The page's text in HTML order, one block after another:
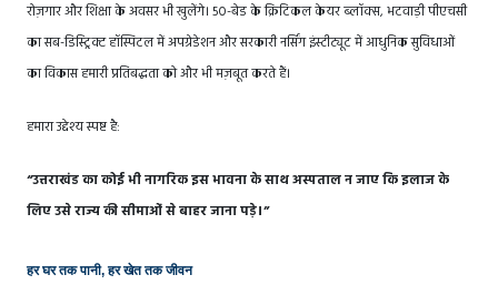
रोज़गार और शिक्षा के अवसर भी खुलेंगे। 50-बेड के क्रिटिकल केयर ब्लॉक्स, भटवाड़ी पीएचसी
का सब-डिस्ट्रिक्ट हॉस्पिटल में अपग्रेडेशन और सरकारी नर्सिंग इंस्टीट्यूट में आधुनिक सुविधाओं
का विकास हमारी प्रतिबद्धता को और भी मज़बूत करते हैं।
हमारा उद्देश्य स्पष्ट है:
“उत्तराखंड का कोई भी नागरिक इस भावना के साथ अस्पताल न जाए कि इलाज के
लिए उसे राज्य की सीमाओं से बाहर जाना पड़े।”
हर घर तक पानी, हर खेत तक जीवन